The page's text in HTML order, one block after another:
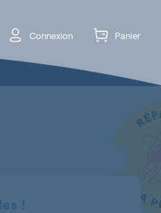
Connexion Panier
!